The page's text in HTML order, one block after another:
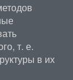
т. е.
в их